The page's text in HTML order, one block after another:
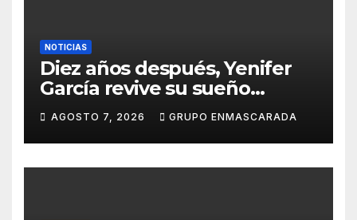
NOTICIAS
Diez años después, Yenifer
García revive su sueño
carnavalero en el vídeo de
presentación de San Juan de
la Rambla para el Grand Prix
AGOSTO 7, 2026 GRUPO ENMASCARADA